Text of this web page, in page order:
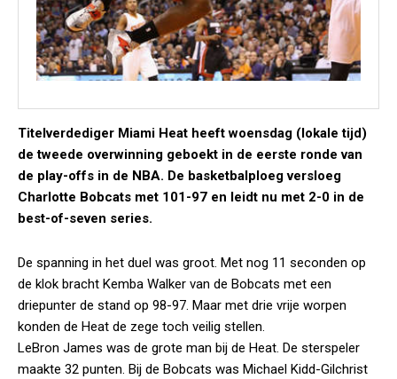
Titelverdediger Miami Heat heeft woensdag (lokale tijd)
de tweede overwinning geboekt in de eerste ronde van
de play-offs in de NBA. De basketbalploeg versloeg
Charlotte Bobcats met 101-97 en leidt nu met 2-0 in de
best-of-seven series.
De spanning in het duel was groot. Met nog 11 seconden op
de klok bracht Kemba Walker van de Bobcats met een
driepunter de stand op 98-97. Maar met drie vrije worpen
konden de Heat de zege toch veilig stellen.
LeBron James was de grote man bij de Heat. De sterspeler
maakte 32 punten. Bij de Bobcats was Michael Kidd-Gilchrist